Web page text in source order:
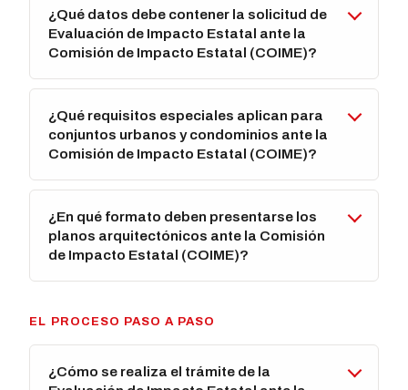
¿Qué datos debe contener la solicitud de
Evaluación de Impacto Estatal ante la
Comisión de Impacto Estatal (COIME)?
¿Qué requisitos especiales aplican para
conjuntos urbanos y condominios ante la
Comisión de Impacto Estatal (COIME)?
¿En qué formato deben presentarse los
planos arquitectónicos ante la Comisión
de Impacto Estatal (COIME)?
EL PROCESO PASO A PASO
¿Cómo se realiza el trámite de la